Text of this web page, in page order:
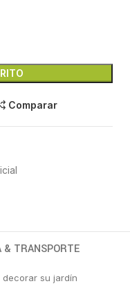
Comparar
& TRANSPORTE
su jardín